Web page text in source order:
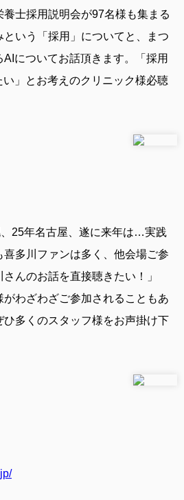
士採用説明会が97名様も集まる
いう「採用」についてと、まつ
についてお話頂きます。「採用
」とお考えのクリニック様必聴
25年名古屋、遂に来年は…実践
多川ファンは多く、他会場ご参
んのお話を直接聴きたい！」
わざわざご参加されることもあ
ひ多くのスタッフ様をお声掛け下